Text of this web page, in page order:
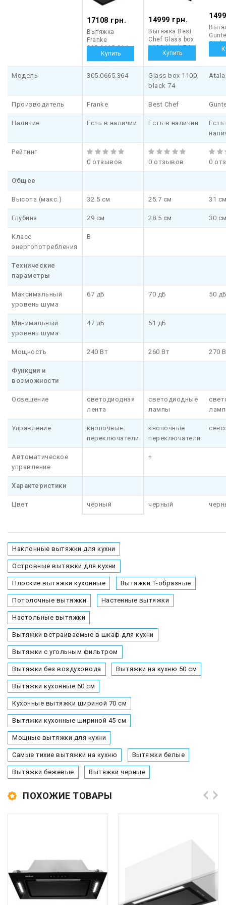
Режим работы, при котором вытяжка не
вытягивает воздух из помещения, а прогоняет его через
собственные фильтры. Этот режим не столь эффективен в
плане очистки воздуха, как отвод, а для эффективного
удаления запахов нужно использовать абсорбирующие
активные фильтры, которые имеют ограниченный срок
службы. С другой стороны, рециркуляция не требует
интенсивного притока наружного воздуха, что в некоторых
ситуациях бывает немаловажно — например, в холодное
из помещения.
17108 грн.
Вытяжка
Franke
305.0665.364
14999 грн.
Вытяжка Best
Chef Glass box
1100 black 74
Atala
Модель 305.0665.364
Glass box 1100
black 74
Atala
Производитель Franke Best Chef
Наличие Есть в наличии Есть в наличии
Есть
Рейтинг
0 отзывов
0 отзывов 0
Общее
Высота (макс.) 32.5 см 25.7 см 31
Глубина 29 см 28.5 см 30
Класс
энергопотребления
B
Технические
параметры
Максимальный
уровень шума
67 дБ 70 дБ 50
Минимальный
уровень шума
47 дБ 51 дБ
Мощность 240 Вт 260 Вт 270
Функции и
возможности
Освещение
светодиодная
лента
светодиодные
лампы
Управление
кнопочные
переключатели
кнопочные
переключатели
Автоматическое
управление
+
Характеристики
Цвет черный черный
Наклонные вытяжки для кухни
Островные вытяжки для кухни
Плоские вытяжки кухонные Вытяжки Т-образные
Потолочные вытяжки Настенные вытяжки
Настольные вытяжки
Вытяжки встраиваемые в шкаф для кухни
Вытяжки с угольным фильтром
Вытяжки без воздуховода Вытяжки на кухню 50 см
Вытяжки кухонные 60 см
Кухонные вытяжки шириной 70 см
Вытяжки кухонные шириной 45 см
Мощные вытяжки для кухни
Самые тихие вытяжки на кухню Вытяжки белые
Вытяжки бежевые Вытяжки черные
ПОХОЖИЕ ТОВАРЫ